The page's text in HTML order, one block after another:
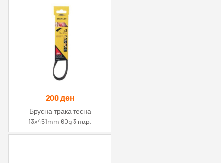
200ден
Брусна трака тесна
13x451mm 60g 3 пар.